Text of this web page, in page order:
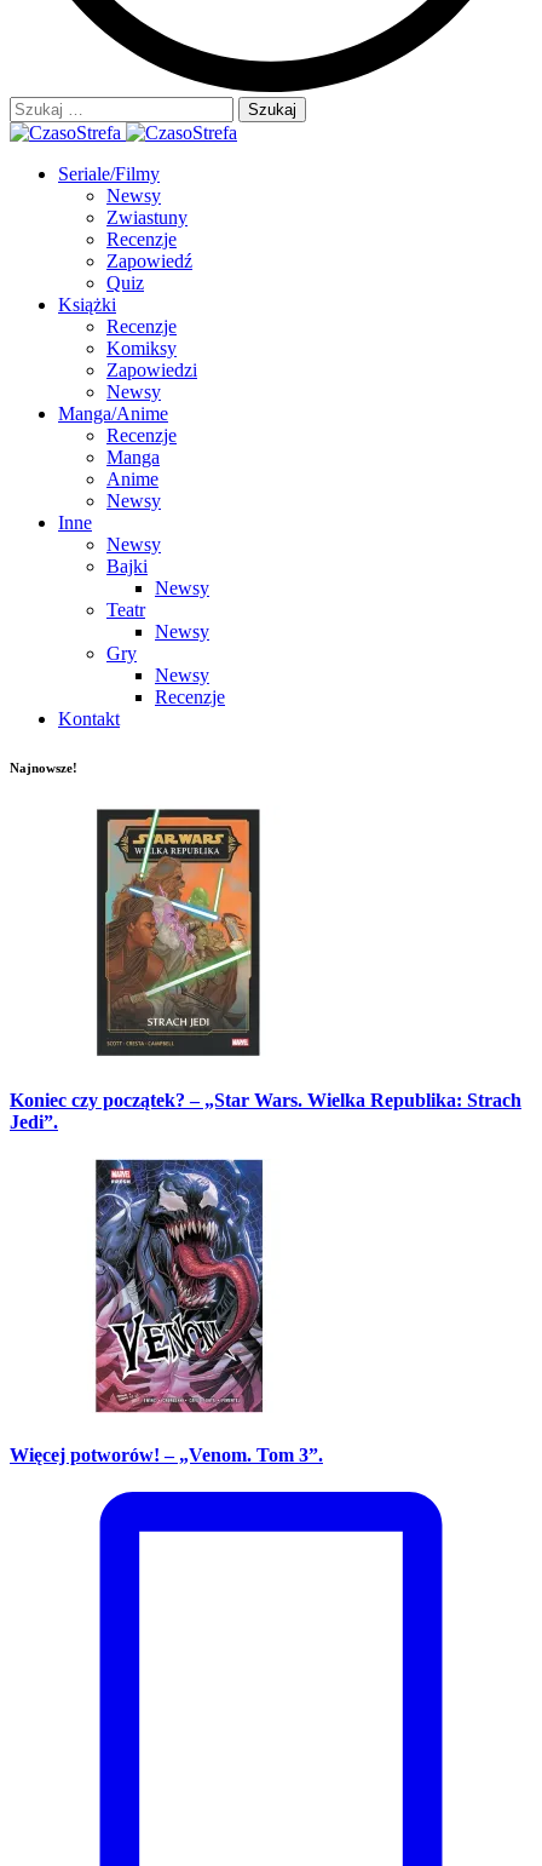
Szukaj:
Seriale/Filmy
Newsy
Zwiastuny
Recenzje
Zapowiedź
Quiz
Książki
Recenzje
Komiksy
Zapowiedzi
Newsy
Manga/Anime
Recenzje
Manga
Anime
Newsy
Inne
Newsy
Bajki
Newsy
Teatr
Newsy
Gry
Newsy
Recenzje
Kontakt
Najnowsze!
Koniec czy początek? – „Star Wars. Wielka Republika: Strach
Jedi”.
Więcej potworów! – „Venom. Tom 3”.